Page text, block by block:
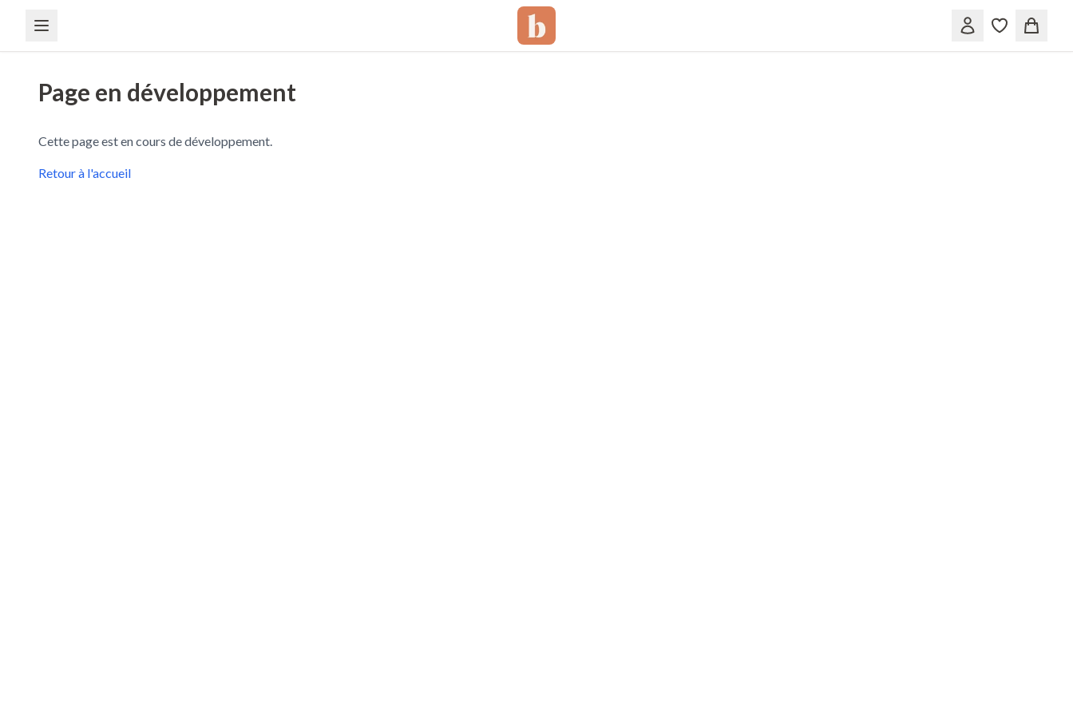
Page en développement
Cette page est en cours de développement.
Retour à l'accueil